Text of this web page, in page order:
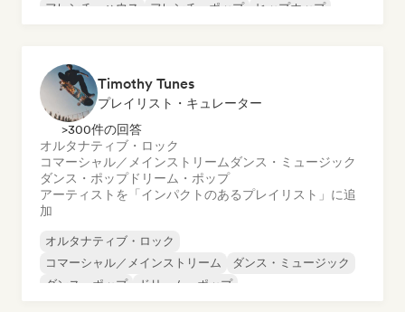
フレンチ・ハウス
フレンチ・ポップ ヒップホップ
Timothy Tunes
プレイリスト・キュレーター
>300件の回答
オルタナティブ・ロック
コマーシャル／メインストリーム ダンス・ミュージック
ダンス・ポップドリーム・ポップ
アーティストを「インパクトのあるプレイリスト」に追
加
オルタナティブ・ロック
コマーシャル／メインストリーム
ダンス・ミュージック
ダンス・ポップ
ドリーム・ポップ